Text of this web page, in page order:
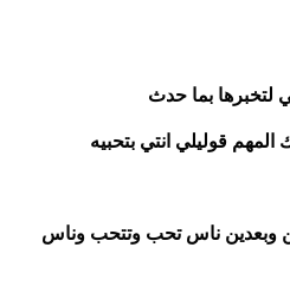
بما حدث
قوليلي انتي بتحبيه